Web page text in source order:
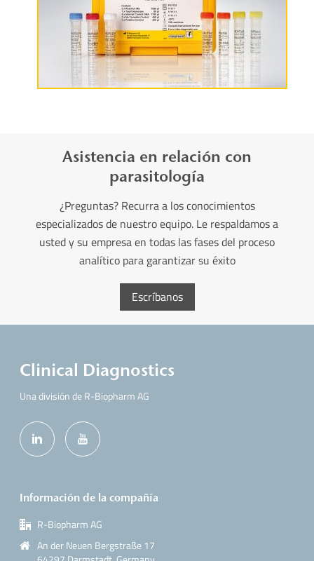
Más información
Asistencia en relación con
parasitología
¿Preguntas? Recurra a los conocimientos
especializados de nuestro equipo. Le respaldamos a
usted y su empresa en todas las fases del proceso
analítico para garantizar su éxito
Escríbanos
Clinical Diagnostics
Una división de R-Biopharm AG
Información de la compañía
R-Biopharm AG
An der Neuen Bergstraße 17